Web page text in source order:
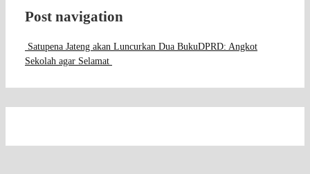
Post navigation
Satupena Jateng akan Luncurkan Dua BukuDPRD: Angkot
Sekolah agar Selamat